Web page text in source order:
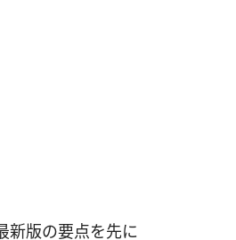
版の要点を先に